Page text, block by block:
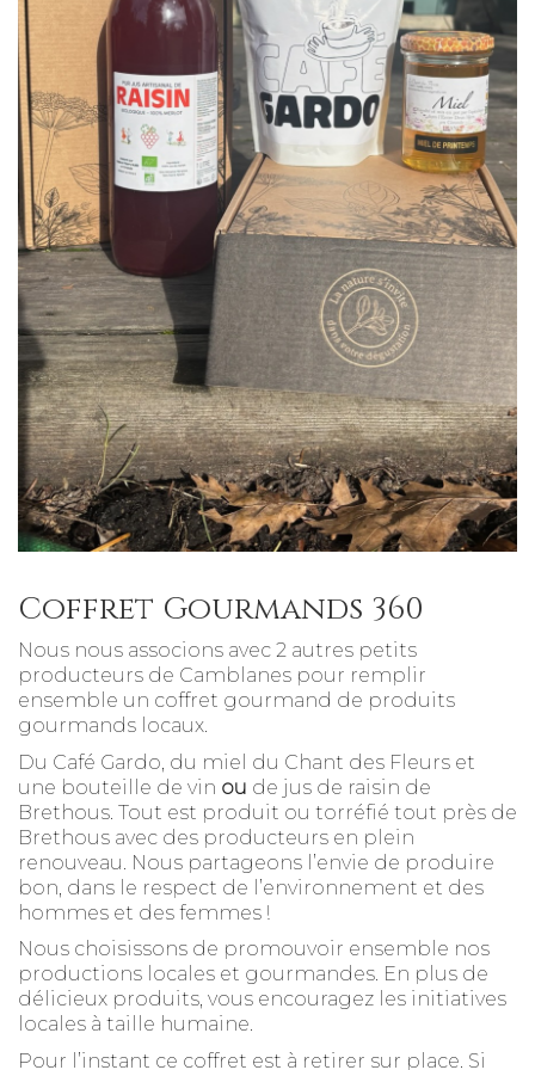
Coffret Gourmands 360
Nous nous associons avec 2 autres petits
producteurs de Camblanes pour remplir
ensemble un coffret gourmand de produits
gourmands locaux.
Du Café Gardo, du miel du Chant des Fleurs et
une bouteille de vin ou de jus de raisin de
Brethous. Tout est produit ou torréfié tout près de
Brethous avec des producteurs en plein
renouveau. Nous partageons l’envie de produire
bon, dans le respect de l’environnement et des
hommes et des femmes !
Nous choisissons de promouvoir ensemble nos
productions locales et gourmandes. En plus de
délicieux produits, vous encouragez les initiatives
locales à taille humaine.
Pour l’instant ce coffret est à retirer sur place. Si